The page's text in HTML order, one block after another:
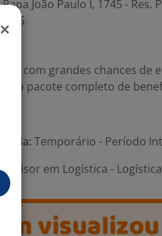
João Paulo I, 1745 - Res.
005
com grandes chances de
o pacote completo de
Temporário - Período
em Logística - Logística